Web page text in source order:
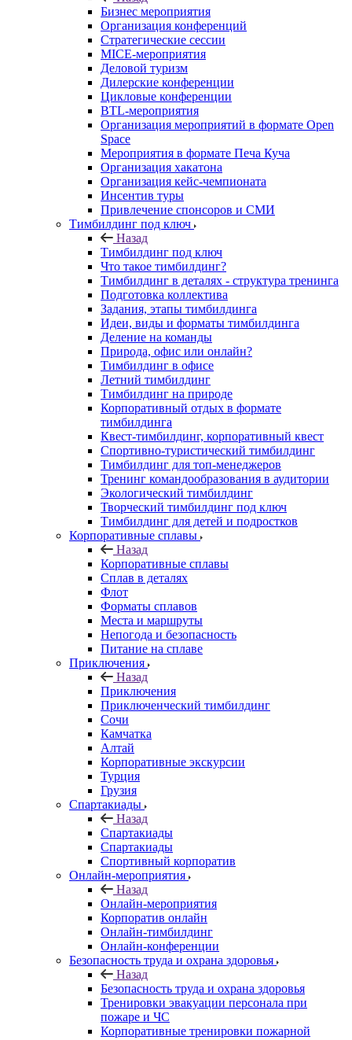
Бизнес мероприятия
Организация конференций
Стратегические сессии
MICE-мероприятия
Деловой туризм
Дилерские конференции
Цикловые конференции
BTL-мероприятия
Организация мероприятий в формате Open
Space
Мероприятия в формате Печа Куча
Организация хакатона
Организация кейс-чемпионата
Инсентив туры
Привлечение спонсоров и СМИ
Тимбилдинг под ключ
Назад
Тимбилдинг под ключ
Что такое тимбилдинг?
Тимбилдинг в деталях - структура тренинга
Подготовка коллектива
Задания, этапы тимбилдинга
Идеи, виды и форматы тимбилдинга
Деление на команды
Природа, офис или онлайн?
Тимбилдинг в офисе
Летний тимбилдинг
Тимбилдинг на природе
Корпоративный отдых в формате
тимбилдинга
Квест-тимбилдинг, корпоративный квест
Спортивно-туристический тимбилдинг
Тимбилдинг для топ-менеджеров
Тренинг командообразования в аудитории
Экологический тимбилдинг
Творческий тимбилдинг под ключ
Тимбилдинг для детей и подростков
Корпоративные сплавы
Назад
Корпоративные сплавы
Сплав в деталях
Флот
Форматы сплавов
Места и маршруты
Непогода и безопасность
Питание на сплаве
Приключения
Назад
Приключения
Приключенческий тимбилдинг
Сочи
Камчатка
Алтай
Корпоративные экскурсии
Турция
Грузия
Спартакиады
Назад
Спартакиады
Спартакиады
Спортивный корпоратив
Онлайн-мероприятия
Назад
Онлайн-мероприятия
Корпоратив онлайн
Онлайн-тимбилдинг
Онлайн-конференции
Безопасность труда и охрана здоровья
Назад
Безопасность труда и охрана здоровья
Тренировки эвакуации персонала при
пожаре и ЧС
Корпоративные тренировки пожарной